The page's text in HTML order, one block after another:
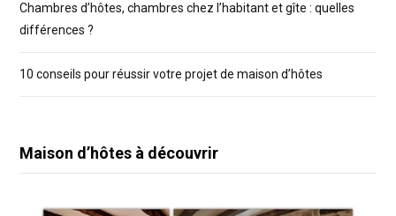
Chambres d’hôtes, chambres chez l’habitant et gîte : quelles
différences ?
10 conseils pour réussir votre projet de maison d’hôtes
Maison d’hôtes à découvrir